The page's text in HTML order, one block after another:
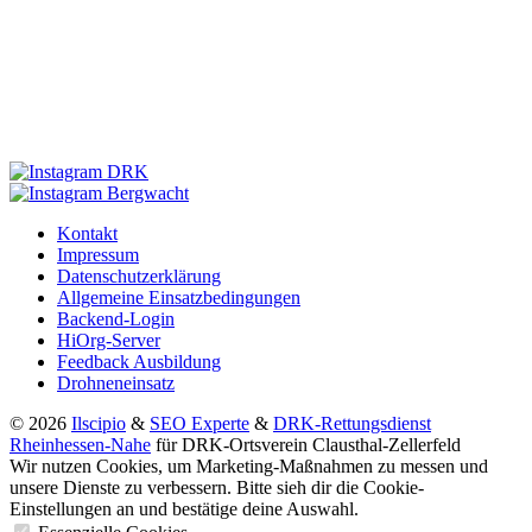
Kontakt
Impressum
Datenschutzerklärung
Allgemeine Einsatzbedingungen
Backend-Login
HiOrg-Server
Feedback Ausbildung
Drohneneinsatz
© 2026 Ilscipio & SEO Experte & DRK-Rettungsdienst
Rheinhessen-Nahe für DRK-Ortsverein Clausthal-Zellerfeld
Wir nutzen Cookies, um Marketing-Maßnahmen zu messen und
unsere Dienste zu verbessern. Bitte sieh dir die Cookie-
Einstellungen an und bestätige deine Auswahl.